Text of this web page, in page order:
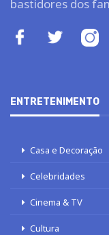
bastidores dos
ENTRETENIMENTO
Casa e Decoração
Celebridades
Cinema & TV
Cultura